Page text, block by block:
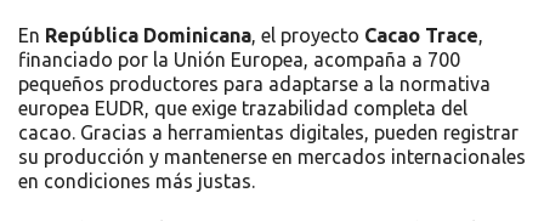
En República Dominicana, el proyecto Cacao Trace,
financiado por la Unión Europea, acompaña a 700
pequeños productores para adaptarse a la normativa
europea EUDR, que exige trazabilidad completa del
cacao. Gracias a herramientas digitales, pueden registrar
su producción y mantenerse en mercados internacionales
en condiciones más justas.